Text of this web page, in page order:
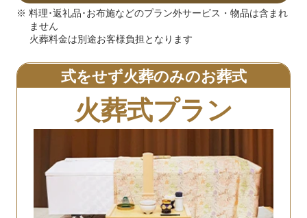
※ 料理･返礼品･お布施などのプラン外サービス・物品は含まれ
ません
火葬料金は別途お客様負担となります
式をせず火葬のみのお葬式
火葬式プラン